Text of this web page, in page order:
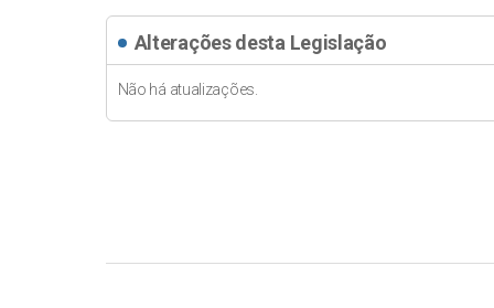
Alterações desta Legislação
Não há atualizações.